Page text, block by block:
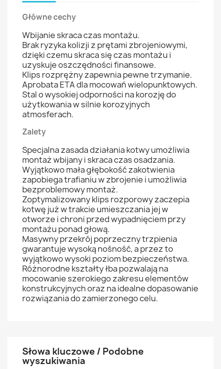
Główne cechy
Wbijanie skraca czas montażu.
Brak ryzyka kolizji z prętami zbrojeniowymi,
dzięki czemu skraca się czas montażu i
uzyskuje oszczędności finansowe.
Klips rozprężny zapewnia pewne trzymanie.
Aprobata ETA dla mocowań wielopunktowych.
Stal o wysokiej odporności na korozję do
użytkowania w silnie korozyjnych
atmosferach.
Zalety
Specjalna zasada działania kotwy umożliwia
montaż wbijany i skraca czas osadzania.
Wyjątkowo mała głębokość zakotwienia
zapobiega trafianiu w zbrojenie i umożliwia
bezproblemowy montaż.
Zoptymalizowany klips rozporowy zaczepia
kotwę już w trakcie umieszczania jej w
otworze i chroni przed wypadnięciem przy
montażu ponad głową.
Masywny przekrój poprzeczny trzpienia
gwarantuje wysoką nośność, a przez to
wyjątkowo wysoki poziom bezpieczeństwa.
Różnorodne kształty łba pozwalają na
mocowanie szerokiego zakresu elementów
konstrukcyjnych oraz na idealne dopasowanie
rozwiązania do zamierzonego celu.
Słowa kluczowe / Podobne
wyszukiwania